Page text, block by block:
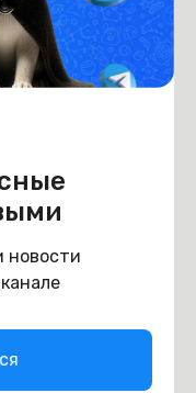
новости